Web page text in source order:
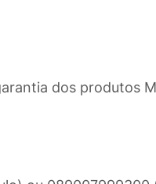
dos produtos